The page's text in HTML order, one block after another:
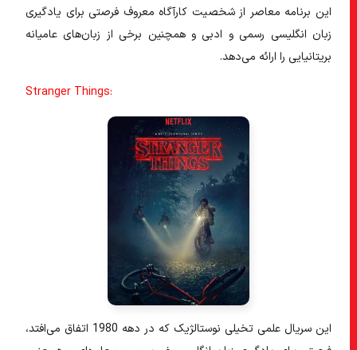
این برنامه معاصر از شخصیت کارآگاه معروف فرصتی برای یادگیری
زبان انگلیسی رسمی و ادبی و همچنین برخی از زبان‌های عامیانه
بریتانیایی را ارائه می‌دهد.
Stranger Things:
این سریال علمی تخیلی نوستالژیک که در دهه 1980 اتفاق می‌افتد،